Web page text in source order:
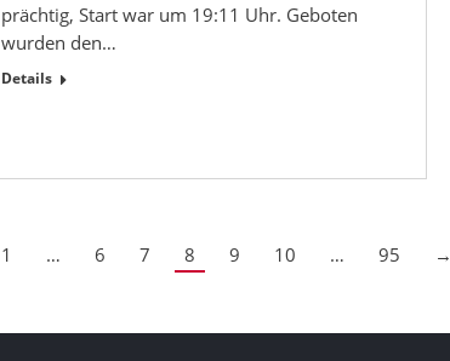
prächtig, Start war um 19:11 Uhr. Geboten
wurden den…
Details
1 … 6 7 8 9 10 … 95 →